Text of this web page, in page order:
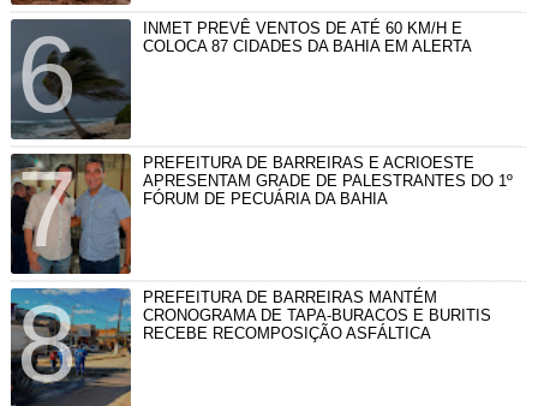
INMET PREVÊ VENTOS DE ATÉ 60 KM/H E
COLOCA 87 CIDADES DA BAHIA EM ALERTA
PREFEITURA DE BARREIRAS E ACRIOESTE
APRESENTAM GRADE DE PALESTRANTES DO 1º
FÓRUM DE PECUÁRIA DA BAHIA
PREFEITURA DE BARREIRAS MANTÉM
CRONOGRAMA DE TAPA-BURACOS E BURITIS
RECEBE RECOMPOSIÇÃO ASFÁLTICA